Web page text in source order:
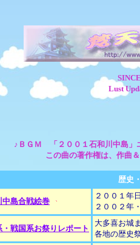
Lust
♪ＢＧＭ 「２００１石和川中島
この曲の著作権は、作曲
歴史
中島合戦絵巻
２００１年
２００２年
・戦国系お祭りレポート
大多喜お城
各地の歴史